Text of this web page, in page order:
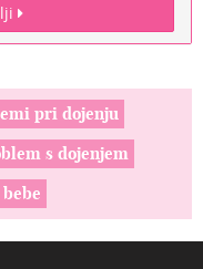
pri dojenju
s dojenjem